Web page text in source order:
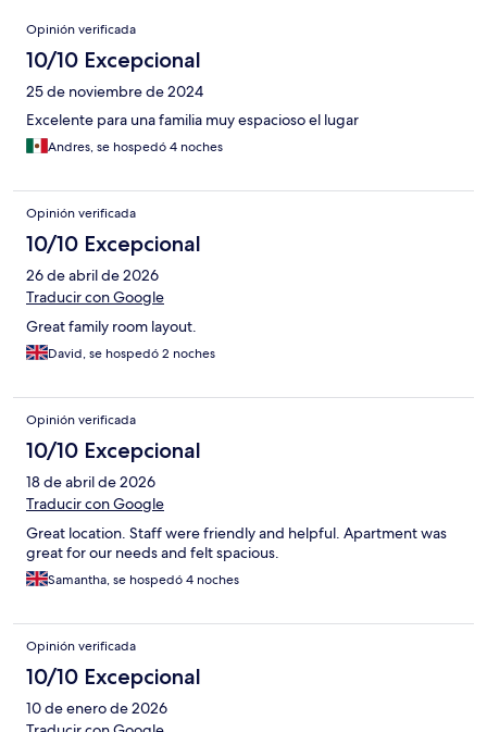
Opiniones
Opinión verificada
10/10 Excepcional
25 de noviembre de 2024
Excelente para una familia muy espacioso el lugar
Andres, se hospedó 4 noches
Opinión verificada
10/10 Excepcional
26 de abril de 2026
Traducir con Google
Great family room layout.
David, se hospedó 2 noches
Opinión verificada
10/10 Excepcional
18 de abril de 2026
Traducir con Google
Great location. Staff were friendly and helpful. Apartment was
great for our needs and felt spacious.
Samantha, se hospedó 4 noches
Opinión verificada
10/10 Excepcional
10 de enero de 2026